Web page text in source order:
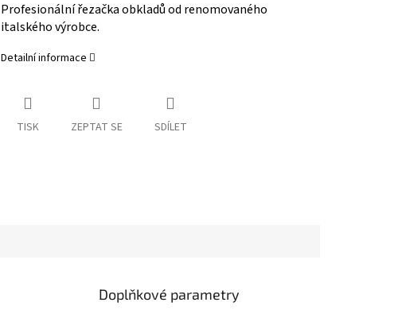
Profesionální řezačka obkladů od renomovaného
italského výrobce.
Detailní informace
TISK ZEPTAT SE SDÍLET
Doplňkové parametry